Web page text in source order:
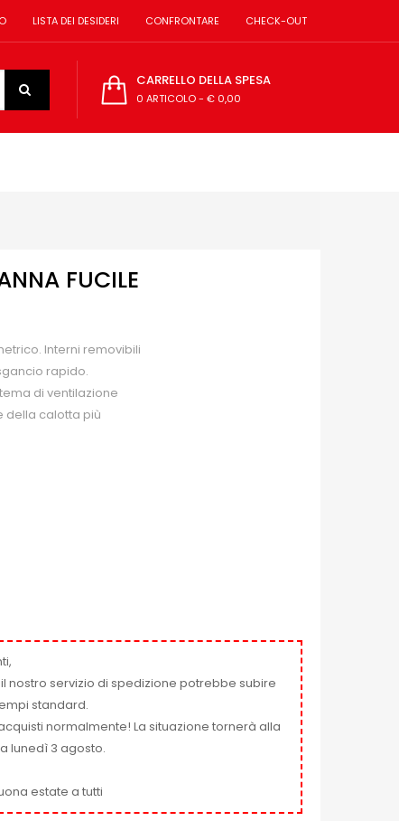
LISTA DEI DESIDERI CONFRONTARE CHECK-OUT
CARRELLO DELLA SPESA
0 ARTICOLO- € 0,00
FUCILE
Interni removibili
rapido.
di ventilazione
della calotta più
nostro servizio di spedizione potrebbe subire
standard.
normalmente! La situazione tornerà alla
lunedì 3 agosto.
estate a tutti